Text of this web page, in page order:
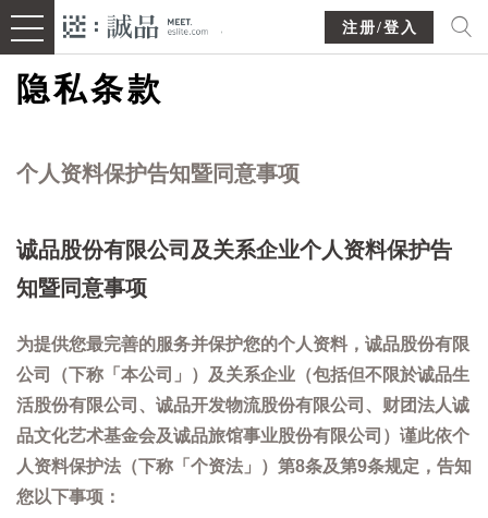
注册/登入
隐私条款
个人资料保护告知暨同意事项
诚品股份有限公司及关系企业个人资料保护告
知暨同意事项
为提供您最完善的服务并保护您的个人资料，诚品股份有限
公司（下称「本公司」）及关系企业（包括但不限於诚品生
活股份有限公司、诚品开发物流股份有限公司、财团法人诚
品文化艺术基金会及诚品旅馆事业股份有限公司）谨此依个
人资料保护法（下称「个资法」）第8条及第9条规定，告知
您以下事项：